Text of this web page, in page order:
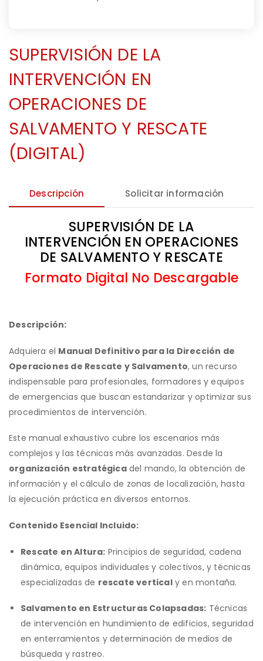
SUPERVISIÓN DE LA
INTERVENCIÓN EN
OPERACIONES DE
SALVAMENTO Y RESCATE
(DIGITAL)
Descripción Solicitar información
SUPERVISIÓN DE LA
INTERVENCIÓN EN OPERACIONES
DE SALVAMENTO Y RESCATE
Formato Digital No Descargable
Descripción:
Adquiera el Manual Definitivo para la Dirección de
Operaciones de Rescate y Salvamento, un recurso
indispensable para profesionales, formadores y equipos
de emergencias que buscan estandarizar y optimizar sus
procedimientos de intervención.
Este manual exhaustivo cubre los escenarios más
complejos y las técnicas más avanzadas. Desde la
organización estratégicadel mando, la obtención de
información y el cálculo de zonas de localización, hasta
la ejecución práctica en diversos entornos.
Contenido Esencial Incluido:
Rescate en Altura: Principios de seguridad, cadena
dinámica, equipos individuales y colectivos, y técnicas
especializadas de rescate verticaly en montaña.
Salvamento en Estructuras Colapsadas: Técnicas
de intervención en hundimiento de edificios, seguridad
en enterramientos y determinación de medios de
búsqueda y rastreo.